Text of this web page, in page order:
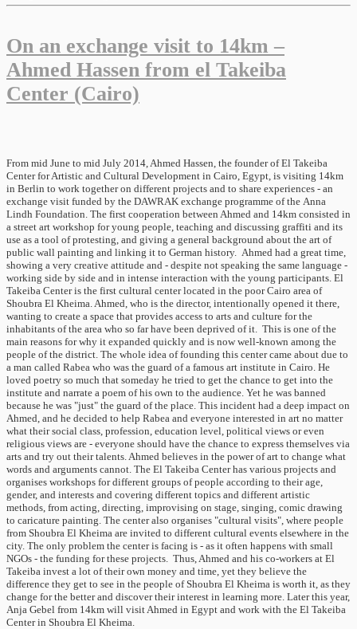
On an exchange visit to 14km –
Ahmed Hassen from el Takeiba
Center (Cairo)
From mid June to mid July 2014, Ahmed Hassen, the founder of El Takeiba
Center for Artistic and Cultural Development in Cairo, Egypt, is visiting 14km
in Berlin to work together on different projects and to share experiences - an
exchange visit funded by the DAWRAK exchange programme of the Anna
Lindh Foundation. The first cooperation between Ahmed and 14km consisted in
a street art workshop for young people, teaching and discussing graffiti and its
use as a tool of protesting, and giving a general background about the art of
public wall painting and linking it to German history. Ahmed had a great time,
showing a very creative attitude and - despite not speaking the same language -
working side by side and in intense interaction with the young participants. El
Takeiba Center is the first cultural center located in the poor Cairo area of
Shoubra El Kheima. Ahmed, who is the director, intentionally opened it there,
wanting to create a space that provides access to arts and culture for the
inhabitants of the area who so far have been deprived of it. This is one of the
main reasons for why it expanded quickly and is now well-known among the
people of the district. The whole idea of ​​founding this center came about due to
a man called Rabea who was the guard of a famous art institute in Cairo. He
loved poetry so much that someday he tried to get the chance to get into the
institute and narrate a poem of his own to the audience. Yet he was banned
because he was "just" the guard of the place. This incident had a deep impact on
Ahmed, and he decided to help Rabea and everyone interested in art no matter
what their social class, profession, education level, political views or even
religious views are - everyone should have the chance to express themselves via
arts and try out their talents. Ahmed believes in the power of art to change what
words and arguments cannot. The El Takeiba Center has various projects and
organises workshops for different groups of people according to their age,
gender, and interests and covering different topics and different artistic
methods, from acting, directing, improvising on stage, singing, comic drawing
to caricature painting. The center also organises "cultural visits", where people
from Shoubra El Kheima are invited to different cultural events elsewhere in the
city. The only problem the center is facing is - as it often happens with small
NGOs - the funding for these projects. Thus, Ahmed and his co-workers at El
Takeiba invest a lot of their own money and time, yet they believe the
difference they get to see in the people of Shoubra El Kheima is worth it, as they
change for the better and discover their interest in learning more. Later this year,
Anja Gebel from 14km will visit Ahmed in Egypt and work with the El Takeiba
Center in Shoubra El Kheima.